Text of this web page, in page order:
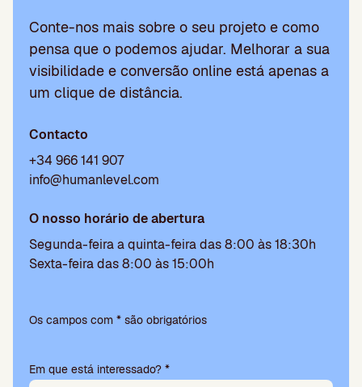
Conte-nos mais sobre o seu projeto e como
pensa que o podemos ajudar. Melhorar a sua
visibilidade e conversão online está apenas a
um clique de distância.
Contacto
+34 966 141 907
info@humanlevel.com
O nosso horário de abertura
Segunda-feira a quinta-feira das 8:00 às 18:30h
Sexta-feira das 8:00 às 15:00h
l
s
Os campos com * são obrigatórios
Em que está interessado? *